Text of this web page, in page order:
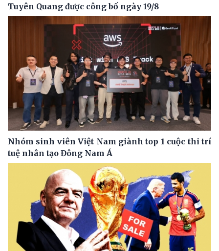
Tuyên Quang được công bố ngày 19/8
Nhóm sinh viên Việt Nam giành top 1 cuộc thi trí
tuệ nhân tạo Đông Nam Á